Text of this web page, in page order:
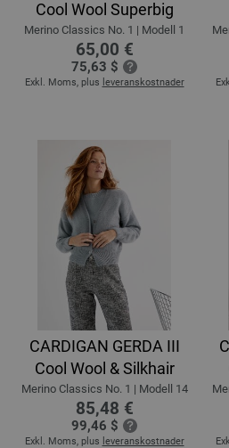
Cool Wool Superbig
Merino Classics No. 1 | Modell 1
65,00 €
75,63 $
Exkl. Moms, plus leveranskostnader
CARDIGAN GERDA III
Cool Wool & Silkhair
Merino Classics No. 1 | Modell 14
85,48 €
99,46 $
Exkl. Moms, plus leveranskostnader